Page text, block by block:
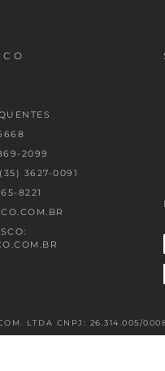
2099
3627-0091
8221
LTDA CNPJ: 26.314.005/